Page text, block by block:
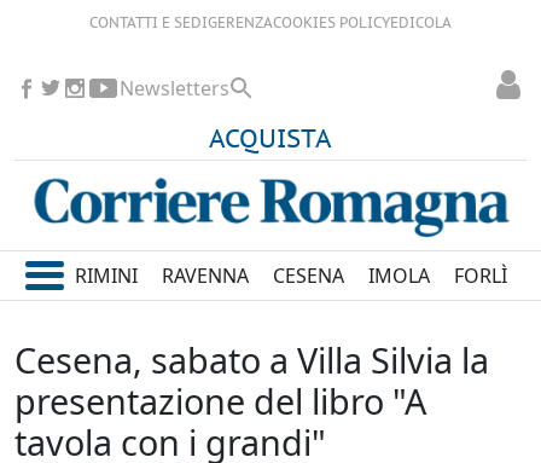
CONTATTI E SEDIGERENZACOOKIES POLICYEDICOLA
ACQUISTA
Newsletters
RIMINI RAVENNA CESENA IMOLA FORLÌ
Cesena, sabato a Villa Silvia la
presentazione del libro "A
tavola con i grandi"